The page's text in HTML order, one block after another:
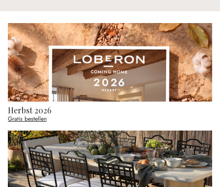
Herbst 2026
Gratis bestellen